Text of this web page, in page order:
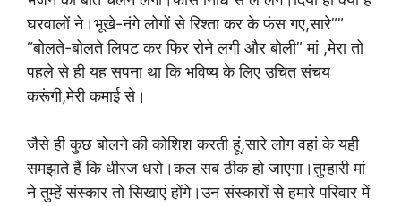
घरवालों ने।भूखे-नंगे लोगों से रिश्ता कर के फंस गए,सारे””
“बोलते-बोलते लिपट कर फिर रोने लगी और बोली” मां ,मेरा तो
पहले से ही यह सपना था कि भविष्य के लिए उचित संचय
करूंगी,मेरी कमाई से।
जैसे ही कुछ बोलने की कोशिश करती हूं,सारे लोग वहां के यही
समझाते हैं कि धीरज धरो।कल सब ठीक हो जाएगा।तुम्हारी मां
ने तुम्हें संस्कार तो सिखाएं होंगे।उन संस्कारों से हमारे परिवार में